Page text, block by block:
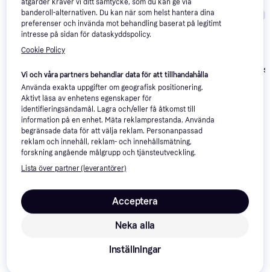
Trendande
Fjällräven Abisko Lite
6 189 kr
Trendande
Fjällräven Abisko
Endurance 3
9 778 kr
Fjällräven
Om produkten
Lägsta pris på Fjällräven Abisko Lite 2
vilket är det billigaste priset just nu bland
butiker.
Att ge sig ut i naturen och tillbringa natten under
stjärnorna kan vara ett underbart äventyr, för både
viktigt att du har rätt utrustning, såsom detta
banderoll-alternativen. Du kan när som helst hantera dina
preferenser och invända mot behandling baserat på legitimt
intresse på sidan för dataskyddspolicy.
Cookie Policy
Vi och våra partners behandlar data för att tillhandahålla
Använda exakta uppgifter om geografisk positionering.
Aktivt läsa av enhetens egenskaper för
identifieringsändamål. Lagra och/eller få åtkomst till
information på en enhet. Mäta reklamprestanda. Använda
begränsade data för att välja reklam. Personanpassad
reklam och innehåll, reklam- och innehållsmätning,
forskning angående målgrupp och tjänsteutveckling.
Lista över partner (leverantörer)
Neka alla
Acceptera
Inställningar